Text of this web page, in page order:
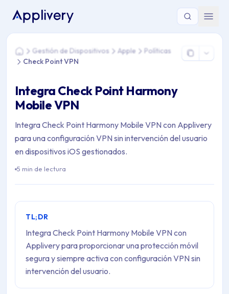
Estás aquí: Home > Gestión de Dispositivos > Apple >
HomeGestión de Dispositivos Apple
Políticas
Check Point VPN
Integra Check Point Harmony
Mobile VPN
Integra Check Point Harmony Mobile VPN con Applivery
para una configuración VPN sin intervención del usuario
en dispositivos iOS gestionados.
5 min de lectura
TL;DR
Integra Check Point Harmony Mobile VPN con
Applivery para proporcionar una protección móvil
segura y siempre activa con configuración VPN sin
intervención del usuario.